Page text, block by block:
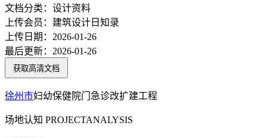
文档分类： 设计资料
上传会员： 建筑设计日知录
上传日期： 2026-01-26
最后更新： 2026-01-26
获取高清文档
徐州市妇幼保健院门急诊改扩建工程
场地认知 PROJECTANALYSIS